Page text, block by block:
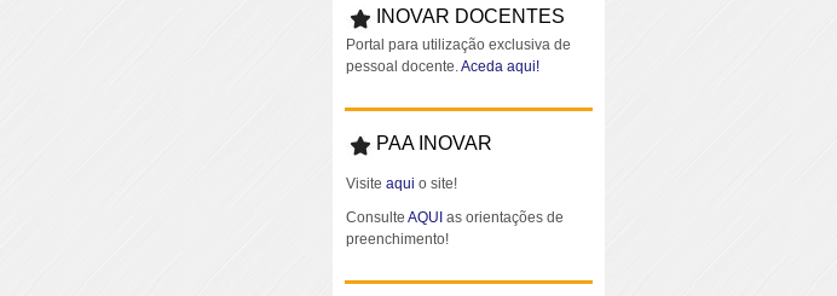
INOVAR DOCENTES
Portal para utilização exclusiva de
pessoal docente.Aceda aqui!
PAA INOVAR
Visite aqui o site!
ConsulteAQUI as orientações de
preenchimento!